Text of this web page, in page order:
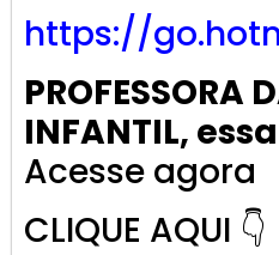
https://go.
PROFESSORA
INFANTIL,
Acesse agora
CLIQUE AQUI 👇